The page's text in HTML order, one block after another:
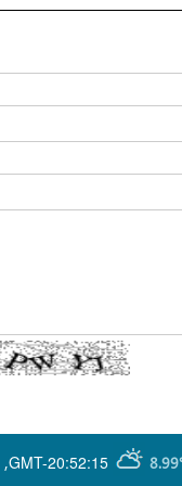
GMT-20:52:15
,